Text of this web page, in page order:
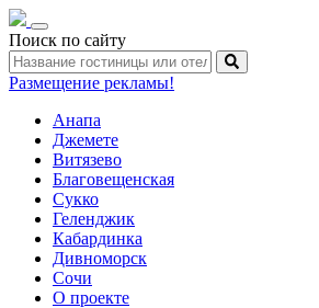
Toggle
navigation
Поиск по сайту
Размещение рекламы!
Анапа
Джемете
Витязево
Благовещенская
Сукко
Геленджик
Кабардинка
Дивноморск
Сочи
О проекте